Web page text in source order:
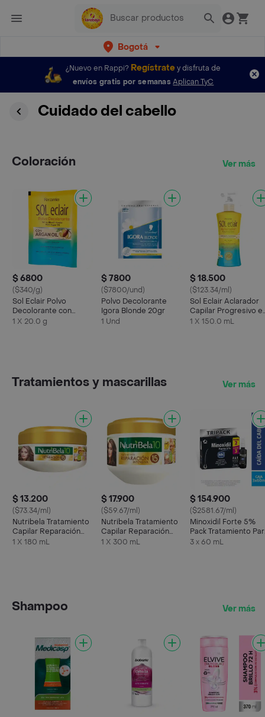
Bogotá
¿Nuevo en Rappi? Regístratey disfruta de
envíos gratis por semanas Aplican TyC
Cuidado del cabello
Coloración Ver más
$ 6800
($340/g)
Sol Eclair Polvo
Decolorante con
Keratina
1 X 20.0 g
$ 7800
($7800/und)
Polvo Decolorante
Igora Blonde 20gr
1 Und
$ 18.500
($123.34/ml)
Sol Eclair Aclarador
Capilar Progresivo
Spray con Aroma a
1 X 150.0 mL
Tratamientos y mascarillas Ver más
$ 13.200
($73.34/ml)
Nutribela Tratamiento
Capilar Reparación
Intensiva 15
1 X 180 mL
$ 17.900
($59.67/ml)
Nutribela Tratamiento
Capilar Reparación
Intensiva 15
1 X 300 mL
$ 154.900
($2581.67/ml)
Minoxidil Forte 5%
Pack Tratamiento
el Cabello
3 x 60 mL
Shampoo Ver más